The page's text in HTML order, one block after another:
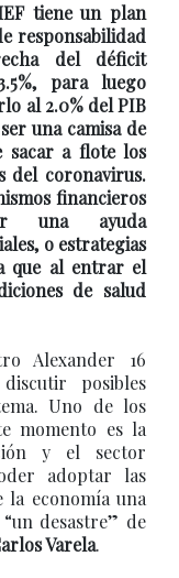
tiene un plan
responsabilidad
del déficit
para luego
al 2.0% del PIB
una camisa de
sacar a flote los
del coronavirus.
financieros
una ayuda
o estrategias
que al entrar el
de salud
Alexander 16
posibles
Uno de los
momento es la
y el sector
adoptar las
la economía una
desastre” de
Varela.